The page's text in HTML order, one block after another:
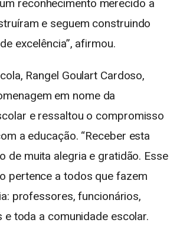
reconhecimento merecido a
e seguem construindo
excelência”, afirmou.
Rangel Goulart Cardoso,
em nome da
e ressaltou o compromisso
a educação. “Receber esta
de muita alegria e gratidão. Esse
pertence a todos que fazem
professores, funcionários,
e toda a comunidade escolar.